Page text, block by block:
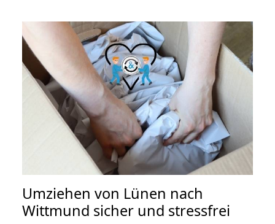
Umziehen von Lünen nach
Wittmund sicher und stressfrei